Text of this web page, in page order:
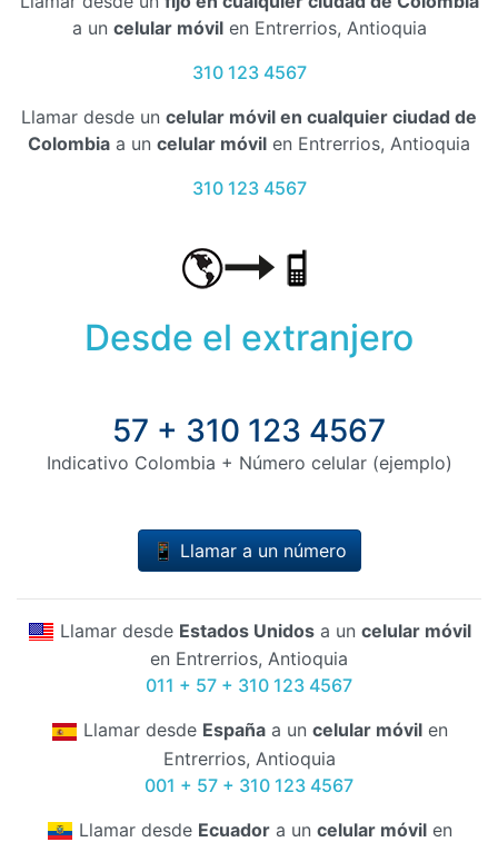
a un celular móvilen Entrerrios, Antioquia
310 123 4567
Llamar desde un celular móvil en cualquier ciudad de
Colombia a un celular móvil en Entrerrios, Antioquia
310 123 4567
Desde el extranjero
57 + 310 123 4567
Indicativo Colombia + Número celular (ejemplo)
📱 Llamar a un número
Llamar desde Estados Unidosa un celular móvil
en Entrerrios, Antioquia
011 + 57 + 310 123 4567
Llamar desde Españaa un celular móvilen
Entrerrios, Antioquia
001 + 57 + 310 123 4567
Llamar desde Ecuadora un celular móvilen